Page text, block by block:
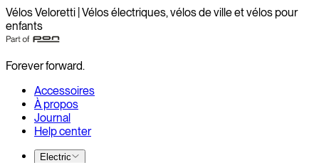
Vélos Veloretti | Vélos électriques, vélos de ville et vélos pour
enfants
Forever forward.
Accessoires
À propos
Journal
Help center
Electric